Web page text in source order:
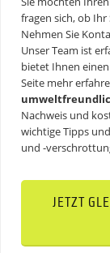
fragen sich, ob
Nehmen Sie
Unser Team ist
bietet Ihnen
Seite mehr
Nachweis und
wichtige Tipps
und -
JETZT